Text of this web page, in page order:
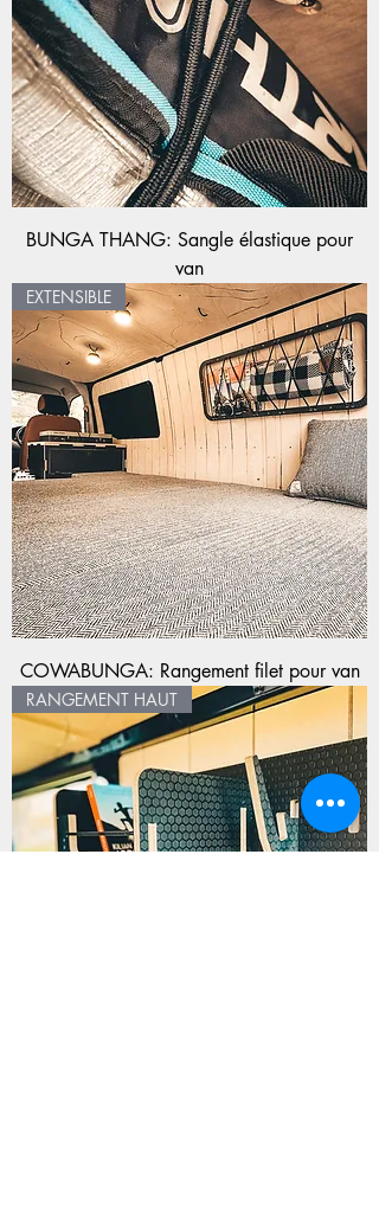
BUNGA THANG: Sangle élastique pour
van
EXTENSIBLE
COWABUNGA: Rangement filet pour van
RANGEMENT HAUT